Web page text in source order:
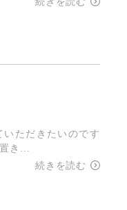
ただきたいのです
き…